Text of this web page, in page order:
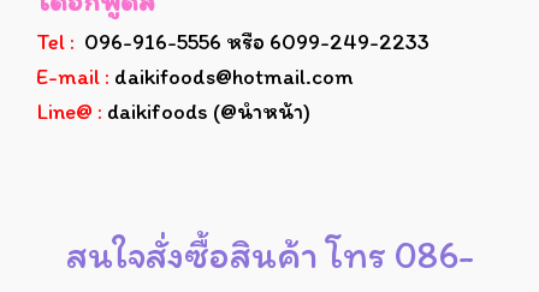
Tel : 096-916-5556 หรือ 6099-249-2233
E-mail : daikifoods@hotmail.com
Line@ : daikifoods (@นำหน้า)
สนใจสั่งซื้อสินค้า โทร 086-